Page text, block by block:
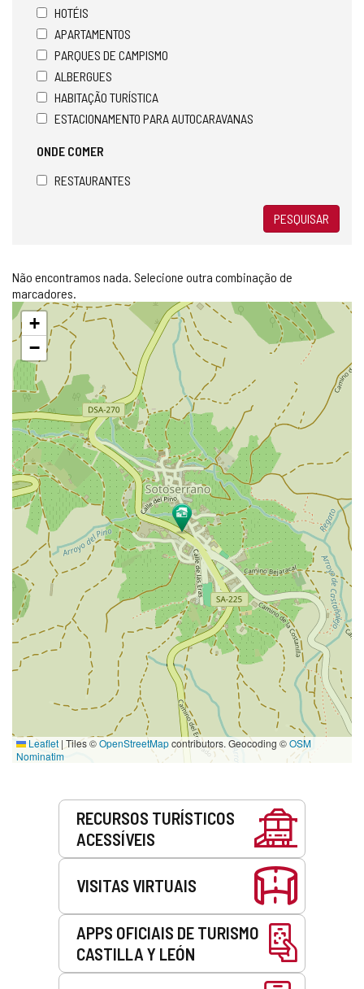
HOTÉIS
APARTAMENTOS
PARQUES DE CAMPISMO
ALBERGUES
HABITAÇÃO TURÍSTICA
ESTACIONAMENTO PARA AUTOCARAVANAS
ONDE COMER
RESTAURANTES
PESQUISAR
Não encontramos nada. Selecione outra combinação de
marcadores.
Pular
mapa
+
−
Leaflet | Tiles ©OpenStreetMapcontributors. Geocoding ©OSM
Nominatim
RECURSOS TURÍSTICOS
ACESSÍVEIS
VISITAS VIRTUAIS
APPS OFICIAIS DE TURISMO
CASTILLA Y LEÓN